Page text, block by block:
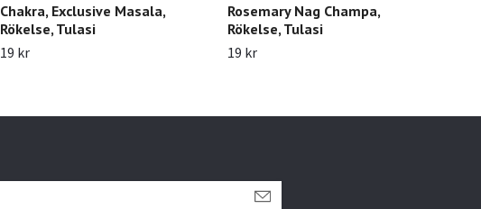
Chakra, Exclusive Masala,
Rökelse, Tulasi
19 kr
Rosemary Nag Champa,
Rökelse, Tulasi
19 kr